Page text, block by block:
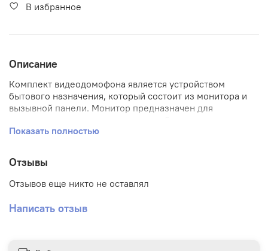
В избранное
Описание
Комплект видеодомофона является устройством
бытового назначения, который состоит из монитора и
вызывной панели. Монитор предназначен для
посетителем через вызывную панель или просмотра
Несколько мониторов могут быть объединены в одну
систему с безадресным интеркомом.
Для обеспечения дистанционного открывания двери
(калитки) к вызывной панели может быть подключен
Показать полностью
Отзывы
Отзывов еще никто не оставлял
Написать отзыв